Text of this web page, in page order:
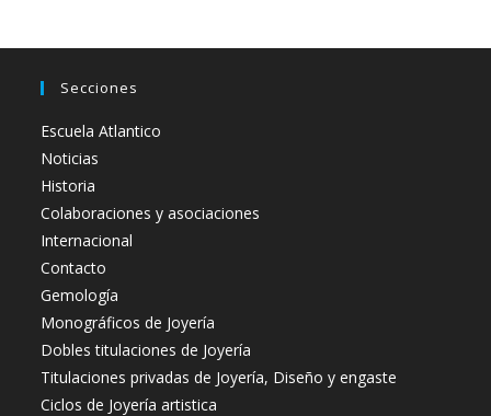
Secciones
Escuela Atlantico
Noticias
Historia
Colaboraciones y asociaciones
Internacional
Contacto
Gemología
Monográficos de Joyería
Dobles titulaciones de Joyería
Titulaciones privadas de Joyería, Diseño y engaste
Ciclos de Joyería artistica